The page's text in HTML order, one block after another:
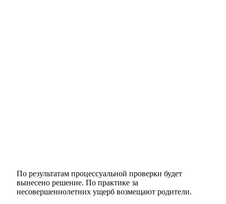
По результатам процессуальной проверки будет
вынесено решение. По практике за
несовершеннолетних ущерб возмещают родители.